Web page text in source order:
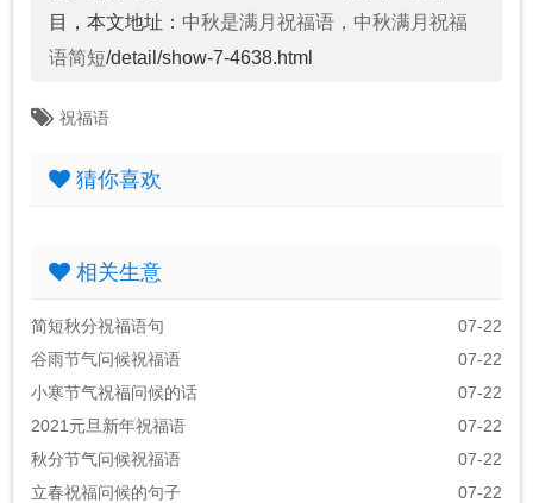
目，本文地址： 中秋是满月祝福语，中秋满月祝福
语简短/detail/show-7-4638.html
祝福语
猜你喜欢
相关生意
简短秋分祝福语句
07-22
谷雨节气问候祝福语
07-22
小寒节气祝福问候的话
07-22
2021元旦新年祝福语
07-22
秋分节气问候祝福语
07-22
立春祝福问候的句子
07-22